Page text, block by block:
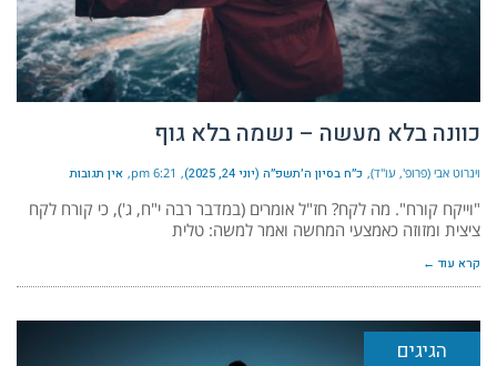
כוונה בלא מעשה – נשמה בלא גוף
וינרוט אבי (פרופ', עו"ד) כ״ח בסיון ה׳תשפ״ה (יוני 24, 2025) 6:21 pm אין תגובות
"וייקח קורח". מה לקח? חז"ל אומרים (במדבר רבה י"ח, ג'), כי קורח לקח
ציצית ומזוזה כאמצעי המחשה ואמר למשה: טלית
קרא עוד ←
הגיגים